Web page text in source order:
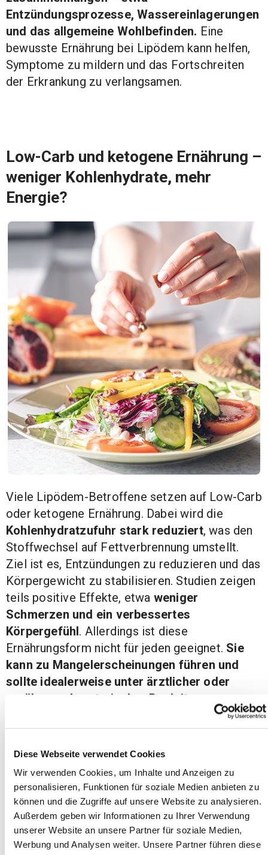
Diese Webseite verwendet Cookies
Wir verwenden Cookies, um Inhalte und Anzeigen zu
personalisieren, Funktionen für soziale Medien anbieten zu
können und die Zugriffe auf unsere Website zu analysieren.
Außerdem geben wir Informationen zu Ihrer Verwendung
unserer Website an unsere Partner für soziale Medien,
Werbung und Analysen weiter. Unsere Partner führen diese
Entzündungsprozesse, Wassereinlagerungen
und das allgemeine Wohlbefinden. Eine
bewusste Ernährung bei Lipödem kann helfen,
Symptome zu mildern und das Fortschreiten
der Erkrankung zu verlangsamen.
Low-Carb und ketogene Ernährung –
weniger Kohlenhydrate, mehr
Energie?
Viele Lipödem-Betroffene setzen auf Low-Carb
oder ketogene Ernährung. Dabei wird die
Kohlenhydratzufuhr stark reduziert, was den
Stoffwechsel auf Fettverbrennung umstellt.
Ziel ist es, Entzündungen zu reduzieren und das
Körpergewicht zu stabilisieren. Studien zeigen
teils positive Effekte, etwa weniger
Schmerzen und ein verbessertes
Körpergefühl. Allerdings ist diese
Ernährungsform nicht für jeden geeignet. Sie
kann zu Mangelerscheinungen führen und
sollte idealerweise unter ärztlicher oder
ernährungsberaterischer Begleitung
Eine professionelle Ernährungsberatung
bei Lipödem kann von der Krankenkasse
bezuschusst werden.